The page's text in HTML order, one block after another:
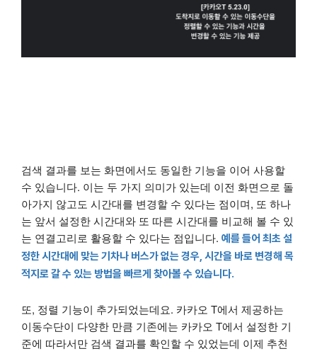
검색 결과를 보는 화면에서도 동일한 기능을 이어 사용할
수 있습니다. 이는 두 가지 의미가 있는데 이전 화면으로 돌
아가지 않고도 시간대를 변경할 수 있다는 점이며, 또 하나
는 앞서 설정한 시간대와 또 따른 시간대를 비교해 볼 수 있
는 연결고리로 활용할 수 있다는 점입니다. 예를 들어 최초 설
정한 시간대에 맞는 기차나 버스가 없는 경우, 시간을 바로 변경해 목
적지로 갈 수 있는 방법을 빠르게 찾아볼 수 있습니다.
또, 정렬 기능이 추가되었는데요. 카카오 T에서 제공하는
이동수단이 다양한 만큼 기존에는 카카오 T에서 설정한 기
준에 따라서만 검색 결과를 확인할 수 있었는데 이제 추천